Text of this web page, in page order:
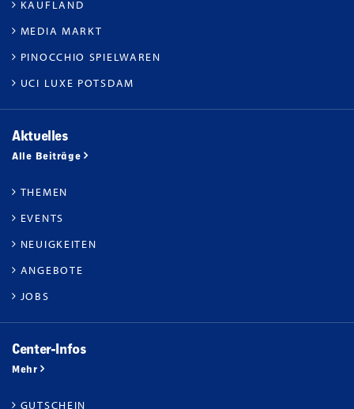
KAUFLAND
MEDIA MARKT
PINOCCHIO SPIELWAREN
UCI LUXE POTSDAM
Aktuelles
Alle Beiträge
THEMEN
EVENTS
NEUIGKEITEN
ANGEBOTE
JOBS
Center-Infos
Mehr
GUTSCHEIN